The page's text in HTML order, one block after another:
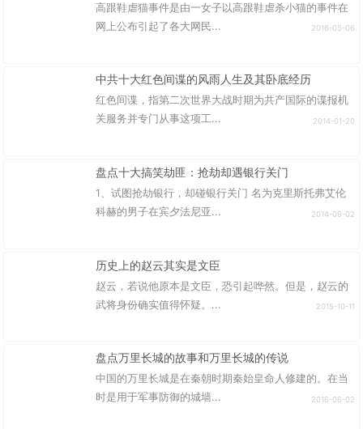
高跟鞋虐猫事件是由一女子以高跟鞋虐杀小猫的事件在
网上公布引起了各大网民...
2016-05-06
中共十大红色间谍的风雨人生及其卧底经历
红色间谍，指第二次世界大战时期为共产国际的谍报机
关服务并专门从事这项工...
2014-01-20
盘点十大搞笑劫匪：抢劫却遇银行关门
1、试图抢劫银行，却碰银行关门 名为克里斯托弗艾伦
科赫的男子在宾夕法尼亚...
2014-09-02
历史上的赵云其实是文臣
赵云，若说他原本是文臣，恐引起哗然。但是，赵云的
武将身份确实值得怀疑。...
2015-10-11
盘点万里长城的故事和万里长城的传说
中国的万里长城是在秦朝时期秦始皇命人修建的。在当
时是用于军事防御的城墙...
2016-06-02